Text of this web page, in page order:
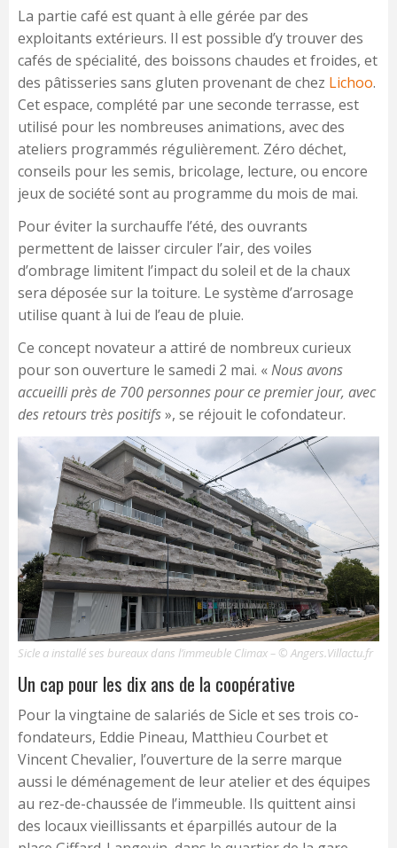
La partie café est quant à elle gérée par des
exploitants extérieurs. Il est possible d’y trouver des
cafés de spécialité, des boissons chaudes et froides, et
des pâtisseries sans gluten provenant de chez Lichoo.
Cet espace, complété par une seconde terrasse, est
utilisé pour les nombreuses animations, avec des
ateliers programmés régulièrement. Zéro déchet,
conseils pour les semis, bricolage, lecture, ou encore
jeux de société sont au programme du mois de mai.
Pour éviter la surchauffe l’été, des ouvrants
permettent de laisser circuler l’air, des voiles
d’ombrage limitent l’impact du soleil et de la chaux
sera déposée sur la toiture. Le système d’arrosage
utilise quant à lui de l’eau de pluie.
Ce concept novateur a attiré de nombreux curieux
pour son ouverture le samedi 2 mai. «Nous avons
accueilli près de 700 personnes pour ce premier jour, avec
des retours très positifs», se réjouit le cofondateur.
Sicle a installé ses bureaux dans l’immeuble Climax – © Angers.Villactu.fr
Un cap pour les dix ans de la coopérative
Pour la vingtaine de salariés de Sicle et ses trois co-
fondateurs, Eddie Pineau, Matthieu Courbet et
Vincent Chevalier, l’ouverture de la serre marque
aussi le déménagement de leur atelier et des équipes
au rez-de-chaussée de l’immeuble. Ils quittent ainsi
des locaux vieillissants et éparpillés autour de la